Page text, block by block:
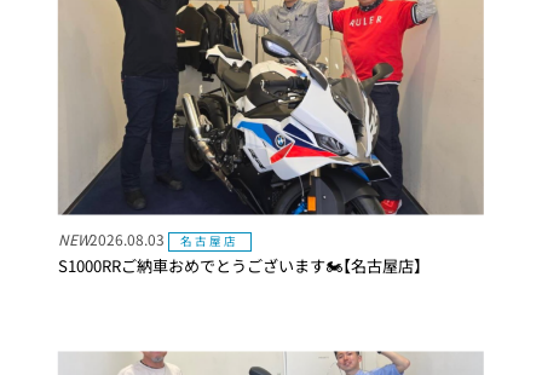
S1000RRご納車おめでとうございます🏍【名古屋店】
NEW2026.08.03 名古屋店